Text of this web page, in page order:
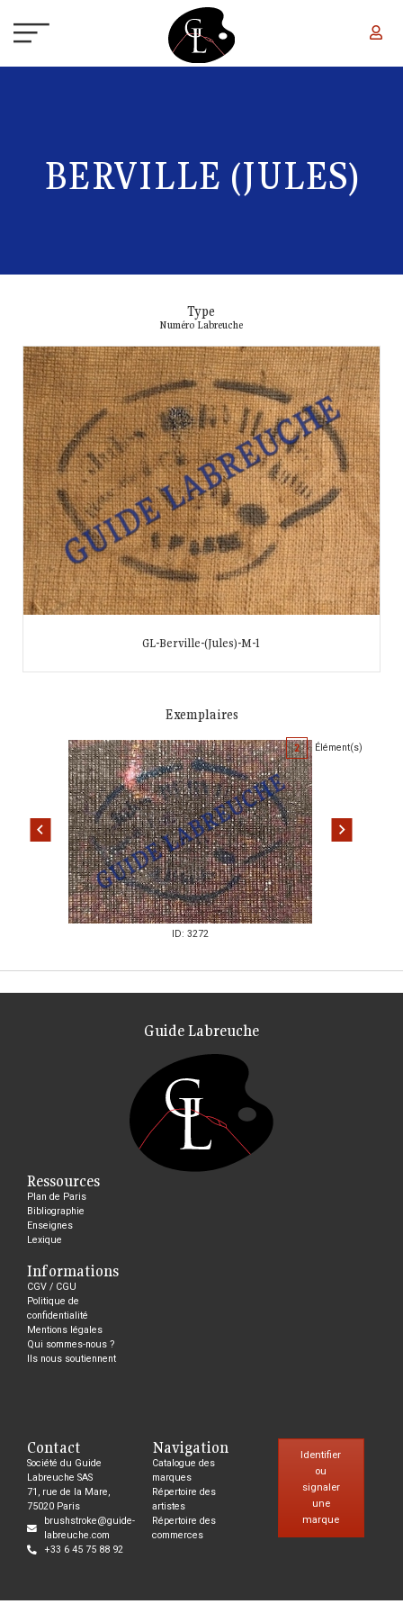
BERVILLE (JULES)
Type
Numéro Labreuche
GL-Berville-(Jules)-M-1
Exemplaires
ID: 3272
2 Élément(s)
Guide Labreuche
Ressources
Plan de Paris
Bibliographie
Enseignes
Lexique
Informations
CGV / CGU
Politique de
confidentialité
Mentions légales
Qui sommes-nous ?
Ils nous soutiennent
Contact
Société du Guide
Labreuche SAS
71, rue de la Mare,
75020 Paris
brushstroke@guide-
labreuche.com
+33 6 45 75 88 92
Navigation
Catalogue des
marques
Répertoire des
artistes
Répertoire des
commerces
Identifier
ou
signaler
une
marque